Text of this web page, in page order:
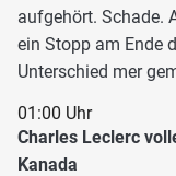
aufgehört. Schade.
ein Stopp am Ende
Unterschied mer
01:00 Uhr
Charles Leclerc
Kanada